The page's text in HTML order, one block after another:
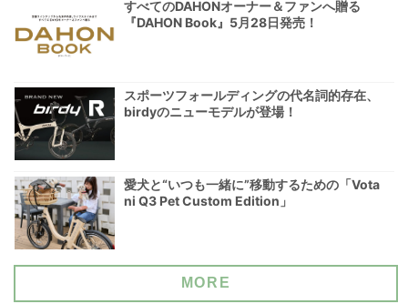
すべてのDAHONオーナー＆ファンへ贈る
『DAHON Book』5月28日発売！
スポーツフォールディングの代名詞的存在、
birdyのニューモデルが登場！
愛犬と“いつも一緒に”移動するための「Vota
ni Q3 Pet Custom Edition」
MORE